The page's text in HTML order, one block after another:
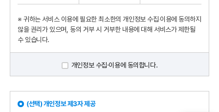
※ 귀하는 서비스 이용에 필요한 최소한의 개인정보 수집‧이용에 동의하지
않을 권리가 있으며, 동의 거부 시 거부한 내용에 대해 서비스가 제한될
수 있습니다.
개인정보 수집·이용에 동의합니다.
(선택) 개인정보 제3자 제공